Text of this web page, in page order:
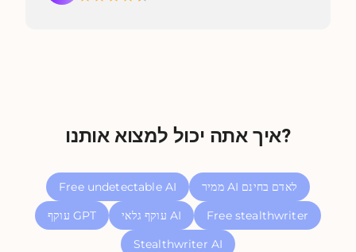
איך אתה יכול למצוא אותנו?
Free undetectable AI
ממיר AI לאדם בחינם
עוקף GPT
עוקף גלאי AI
Free stealthwriter
Stealthwriter AI